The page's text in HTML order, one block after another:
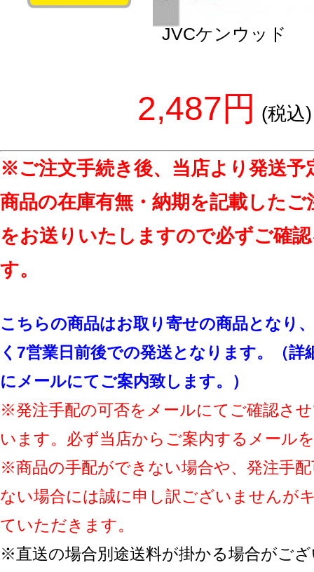
JVCケンウッド
2,487円 (税込)
※ご注文手続き後、当店より発送予
商品の在庫有無・納期を記載したご
をお送りいたしますので必ずご確
す。
こちらの商品はお取り寄せの商品となり
く7営業日前後での発送となります。（詳
にメールにてご案内致します。）
※発注手配の可否をメールにてご確認さ
います。必ず当店からご案内するメール
※商品の手配ができない場合や、発注手
ない場合には誠に申し訳ございませんが
ていただきます。
※直送の場合別途送料が掛かる場合がご